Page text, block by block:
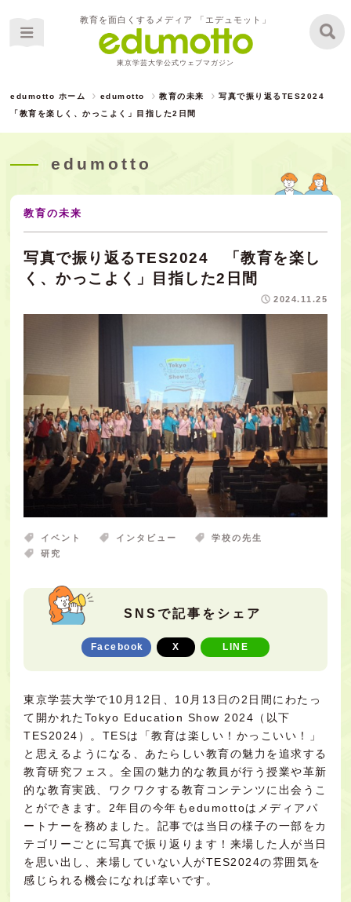
教育を面白くするメディア 「エデュモット」
東京学芸大学公式ウェブマガジン
edumotto ホーム edumotto 教育の未来
写真で振り返るTES2024
「教育を楽しく、かっこよく」目指した2日間
edumotto
教育の未来
写真で振り返るTES2024 「教育を楽し
く、かっこよく」目指した2日間
2024.11.25
イベント インタビュー
学校の先生
研究
SNSで記事をシェア
Facebook X LINE
東京学芸大学で10月12日、10月13日の2日間にわたっ
て開かれたTokyo Education Show 2024（以下
TES2024）。TESは「教育は楽しい！かっこいい！」
と思えるようになる、あたらしい教育の魅力を追求する
教育研究フェス。全国の魅力的な教員が行う授業や革新
的な教育実践、ワクワクする教育コンテンツに出会うこ
とができます。 2年目の今年もedumottoはメディアパ
ートナーを務めました。記事では当日の様子の一部をカ
テゴリーごとに写真で振り返ります！来場した人が当日
を思い出し、来場していない人がTES2024の雰囲気を
感じられる機会になれば幸いです。